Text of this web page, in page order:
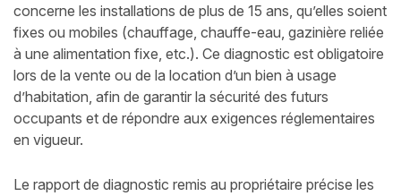
concerne les installations de plus de 15 ans, qu’elles soient
fixes ou mobiles (chauffage, chauffe-eau, gazinière reliée
à une alimentation fixe, etc.). Ce diagnostic est obligatoire
lors de la vente ou de la location d’un bien à usage
d’habitation, afin de garantir la sécurité des futurs
occupants et de répondre aux exigences réglementaires
en vigueur.
Le rapport de diagnostic remis au propriétaire précise les